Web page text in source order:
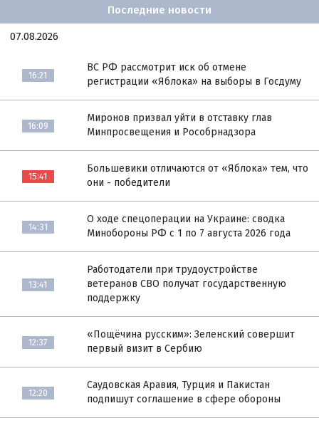
Последние новости
07.08.2026
16:21
ВС РФ рассмотрит иск об отмене
регистрации «Яблока» на выборы в Госдуму
16:09
Миронов призвал уйти в отставку глав
Минпросвещения и Рособрнадзора
15:41
Большевики отличаются от «Яблока» тем, что
они - победители
14:31
О ходе спецоперации на Украине: сводка
Минобороны РФ с 1 по 7 августа 2026 года
13:41
Работодатели при трудоустройстве
ветеранов СВО получат государственную
поддержку
12:37
«Пощёчина русским»: Зеленский совершит
первый визит в Сербию
12:20
Саудовская Аравия, Турция и Пакистан
подпишут соглашение в сфере обороны